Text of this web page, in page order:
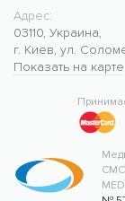
Адрес:
03110, Украина,
г. Киев, ул.
Показать на карте